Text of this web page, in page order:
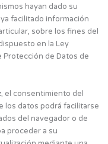
hayan dado su
facilitado información
sobre los fines del
en la Ley
Protección de Datos de
el consentimiento del
los datos podrá facilitarse
del navegador o de
proceder a su